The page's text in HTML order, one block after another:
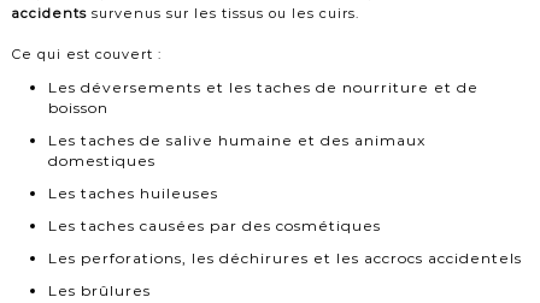
accidents survenus sur les tissus ou les cuirs.
Ce qui est couvert :
Les déversements et les taches de nourriture et de
boisson
Les taches de salive humaine et des animaux
domestiques
Les taches huileuses
Les taches causées par des cosmétiques
Les perforations, les déchirures et les accrocs accidentels
Les brûlures